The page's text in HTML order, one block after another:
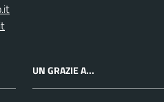
UN GRAZIE A...